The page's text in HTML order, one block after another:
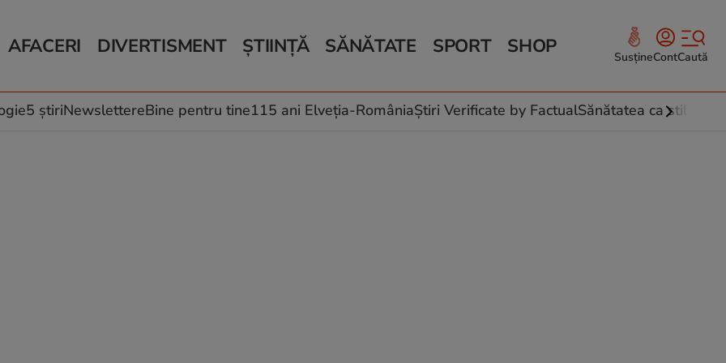
AFACERI
Auto
Locuri de muncă
DIVERTISMENT
Horoscop
Muzică și Filme
ȘTIINȚĂ
Schimbări climatice
SĂNĂTATE
Relații
Rețete culinare
SPORT SHOP SusțineContCaută
5 știriNewslettereBine pentru tine115 ani Elveția-RomâniaȘtiri Verificate by FactualSănătatea ca stil de